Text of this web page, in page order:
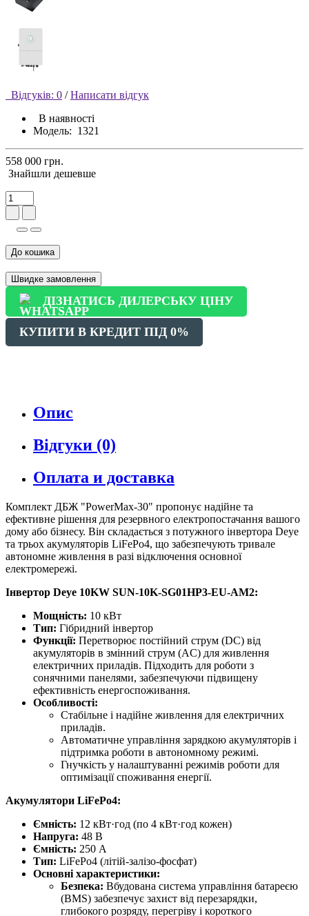
Відгуків: 0 / Написати відгук
В наявності
Модель: 1321
558 000 грн.
Знайшли дешевше
До кошика
Швидке замовлення
ДІЗНАТИСЬ ДИЛЕРСЬКУ ЦІНУ
КУПИТИ В КРЕДИТ ПІД 0%
Опис
Відгуки (0)
Оплата и доставка
Комплект ДБЖ "PowerMax-30" пропонує надійне та
ефективне рішення для резервного електропостачання вашого
дому або бізнесу. Він складається з потужного інвертора Deye
та трьох акумуляторів LiFePo4, що забезпечують тривале
автономне живлення в разі відключення основної
електромережі.
Інвертор Deye 10KW SUN-10K-SG01HP3-EU-AM2:
Мощність: 10 кВт
Тип: Гібридний інвертор
Функції: Перетворює постійний струм (DC) від
акумуляторів в змінний струм (AC) для живлення
електричних приладів. Підходить для роботи з
сонячними панелями, забезпечуючи підвищену
ефективність енергоспоживання.
Особливості:
Стабільне і надійне живлення для електричних
приладів.
Автоматичне управління зарядкою акумуляторів і
підтримка роботи в автономному режимі.
Гнучкість у налаштуванні режимів роботи для
оптимізації споживання енергії.
Акумулятори LiFePo4:
Ємність: 12 кВт·год (по 4 кВт·год кожен)
Напруга: 48 В
Ємність: 250 А
Тип: LiFePo4 (літій-залізо-фосфат)
Основні характеристики:
Безпека: Вбудована система управління батареєю
(BMS) забезпечує захист від перезарядки,
глибокого розряду, перегріву і короткого